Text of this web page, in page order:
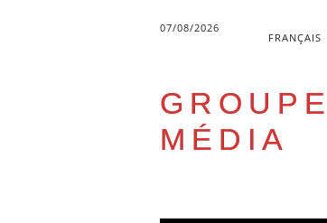
07/08/2026
FRANÇAIS
MÉDIA